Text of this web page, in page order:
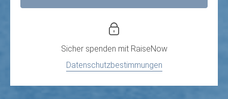
Sicher spenden mit RaiseNow
Datenschutzbestimmungen